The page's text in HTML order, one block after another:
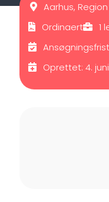
Aarhus,
Ordinaert
1
Oprettet: 4.